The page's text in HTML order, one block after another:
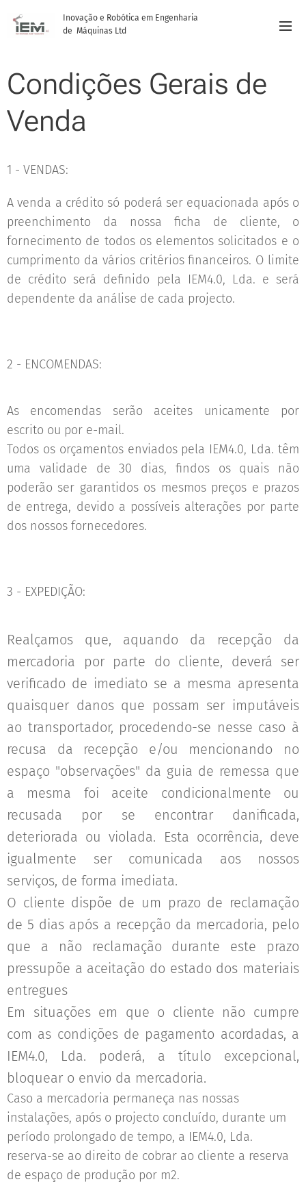
Inovação e Robótica em Engenharia
de Máquinas Ltd
Condições Gerais de
Venda
1 - VENDAS:
A venda a crédito só poderá ser equacionada após o
preenchimento da nossa ficha de cliente, o
fornecimento de todos os elementos solicitados e o
cumprimento da vários critérios financeiros. O limite
de crédito será definido pela IEM4.0, Lda. e será
dependente da análise de cada projecto.
2 - ENCOMENDAS:
As encomendas serão aceites unicamente por
escrito ou por e-mail.
Todos os orçamentos enviados pela IEM4.0, Lda. têm
uma validade de 30 dias, findos os quais não
poderão ser garantidos os mesmos preços e prazos
de entrega, devido a possíveis alterações por parte
dos nossos fornecedores.
3 - EXPEDIÇÃO:
Realçamos que, aquando da recepção da
mercadoria por parte do cliente, deverá ser
verificado de imediato se a mesma apresenta
quaisquer danos que possam ser imputáveis
ao transportador, procedendo-se nesse caso à
recusa da recepção e/ou mencionando no
espaço "observações" da guia de remessa que
a mesma foi aceite condicionalmente ou
recusada por se encontrar danificada,
deteriorada ou violada. Esta ocorrência, deve
igualmente ser comunicada aos nossos
serviços, de forma imediata.
O cliente dispõe de um prazo de reclamação
de 5 dias após a recepção da mercadoria, pelo
que a não reclamação durante este prazo
pressupõe a aceitação do estado dos materiais
entregues
Em situações em que o cliente não cumpre
com as condições de pagamento acordadas, a
IEM4.0, Lda. poderá, a título excepcional,
bloquear o envio da mercadoria.
Caso a mercadoria permaneça nas nossas
instalações, após o projecto concluído, durante um
período prolongado de tempo, a IEM4.0, Lda.
reserva-se ao direito de cobrar ao cliente a reserva
de espaço de produção por m2.